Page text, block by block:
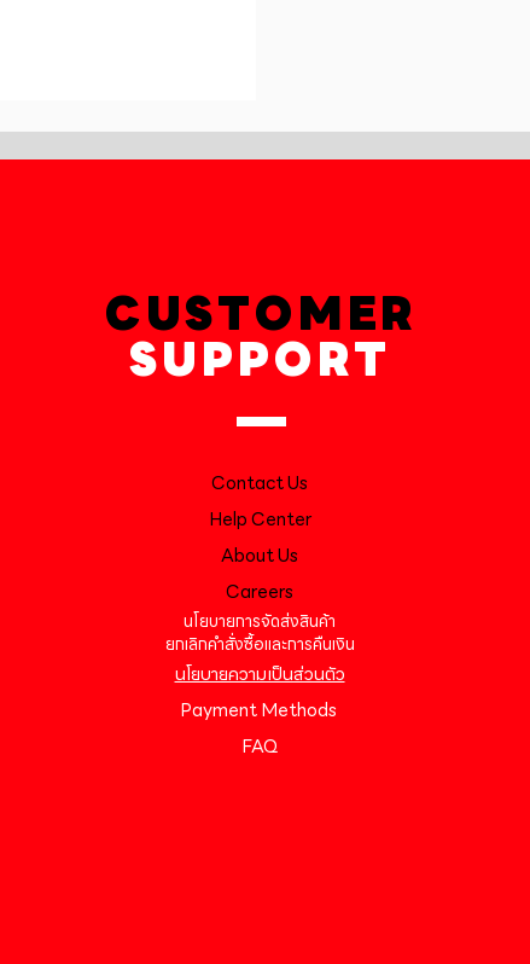
CUSTOMER
SUPPORT
Contact Us
Help Center
About Us
Careers
นโยบายการจัดส่งสินค้า
ยกเลิกคำสั่งซื้อและการคืนเงิน
นโยบายความเป็นส่วนตัว
Payment Methods
FAQ